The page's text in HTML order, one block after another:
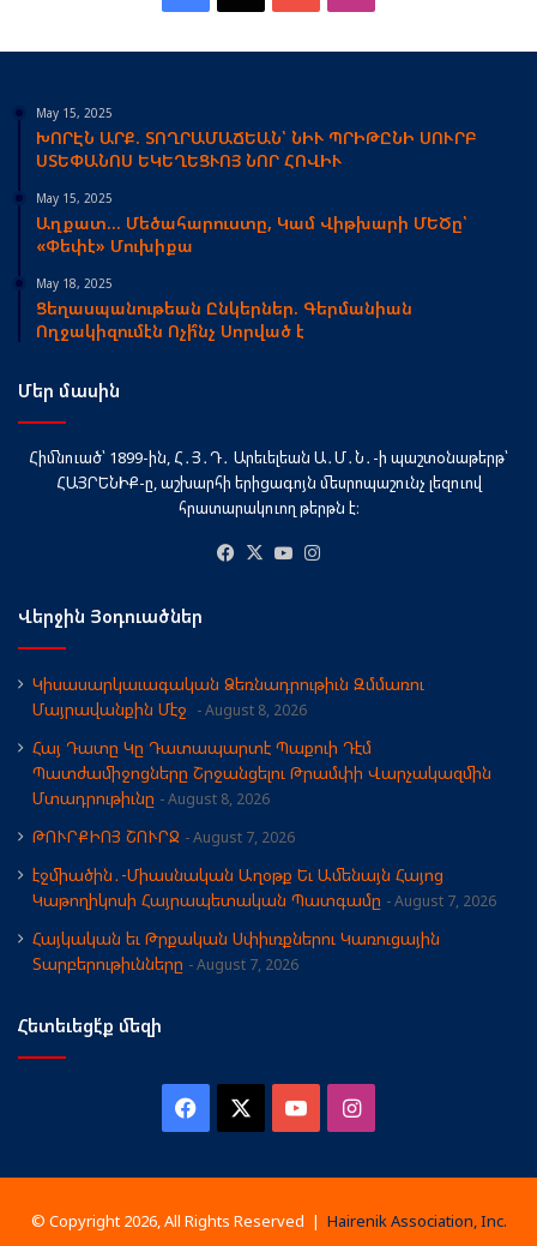
May 15, 2025
ԽՈՐԷՆ ԱՐՔ. ՏՈՂՐԱՄԱՃԵԱՆ՝ ՆԻՒ ՊՐԻԹԸՆԻ ՍՈՒՐԲ
ՍՏԵՓԱՆՈՍ ԵԿԵՂԵՑՒՈՅ ՆՈՐ ՀՈՎԻՒ
May 15, 2025
Աղքատ… Մեծահարուստը, Կամ Վիթխարի ՄԵԾը՝
«Փեփէ» Մուխիքա
May 18, 2025
Ցեղասպանութեան Ընկերներ. Գերմանիան
Ողջակիզումէն Ոչի՞նչ Սորված է
Մեր մասին
Հիմնուած՝ 1899-ին, Հ․Յ․Դ․ Արեւելեան Ա․Մ․Ն․-ի պաշտօնաթերթ՝
ՀԱՅՐԵՆԻՔ-ը, աշխարհի երիցագոյն մեսրոպաշունչ լեզուով
հրատարակուող թերթն է։
Facebook
X YouTube
Վերջին Յօդուածներ
Կիսասարկաւագական Ձեռնադրութիւն Զմմառու
Մայրավանքին Մէջ
August 8, 2026
Հայ Դատը Կը Դատապարտէ Պաքուի Դէմ
Պատժամիջոցները Շրջանցելու Թրամփի Վարչակազմին
Մտադրութիւնը
August 8, 2026
ԹՈՒՐՔԻՈՅ ՇՈՒՐՋ August 7, 2026
էջմիածին․-Միասնական Աղօթք Եւ Ամենայն Հայոց
Կաթողիկոսի Հայրապետական Պատգամը
August 7, 2026
Հայկական եւ Թրքական Սփիւռքներու Կառուցային
Տարբերութիւնները
August 7, 2026
Հետեւեցէ՛ք մեզի
Facebook YouTubeInstagram
© Copyright 2026, All Rights Reserved | Hairenik Association, Inc.